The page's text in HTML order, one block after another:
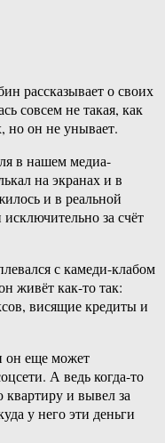
рассказывает о своих
совсем не такая, как
но он не унывает.
в нашем медиа-
на экранах и в
и в реальной
за счёт
с камеди-клабом
живёт как-то так:
висящие кредиты и
он еще может
А ведь когда-то
и вывел за
у него эти деньги